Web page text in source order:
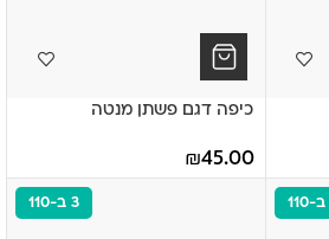
כיפה דגם פשתן מנטה
45.00
₪
3 ב-110